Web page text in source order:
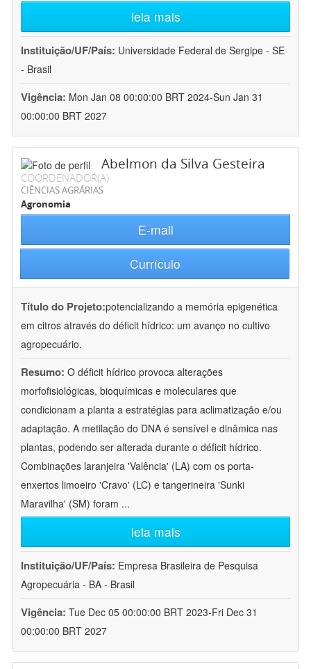
leia mais
Instituição/UF/País: Universidade Federal de Sergipe - SE
- Brasil
Vigência: Mon Jan 08 00:00:00 BRT 2024-Sun Jan 31
00:00:00 BRT 2027
Abelmon da Silva Gesteira
COORDENADOR(A)
CIÊNCIAS AGRÁRIAS
Agronomia
E-mail
Currículo
Título do Projeto:potencializando a memória epigenética
em citros através do déficit hídrico: um avanço no cultivo
agropecuário.
Resumo: O déficit hídrico provoca alterações
morfofisiológicas, bioquímicas e moleculares que
condicionam a planta a estratégias para aclimatização e/ou
adaptação. A metilação do DNA é sensível e dinâmica nas
plantas, podendo ser alterada durante o déficit hídrico.
Combinações laranjeira 'Valência' (LA) com os porta-
enxertos limoeiro 'Cravo' (LC) e tangerineira 'Sunki
Maravilha' (SM) foram ...
leia mais
Instituição/UF/País: Empresa Brasileira de Pesquisa
Agropecuária - BA - Brasil
Vigência: Tue Dec 05 00:00:00 BRT 2023-Fri Dec 31
00:00:00 BRT 2027